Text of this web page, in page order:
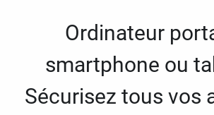
Ordinateur
smartphone ou
Sécurisez tous vos